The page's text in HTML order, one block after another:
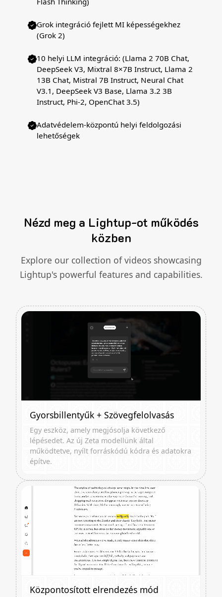
Grok integráció fejlett MI képességekhez
(Grok 2)
10 helyi LLM integráció: (Llama 2 70B Chat,
DeepSeek V3, Mixtral 8×7B Instruct, Llama 2
13B Chat, Mistral 7B Instruct, Neural Chat
V3.1, DeepSeek V3 Base, Llama 3.2 3B
Instruct, Phi-2, OpenChat 3.5)
Adatvédelem-központú helyi feldolgozási
lehetőségek
Nézd meg a Lightup-ot működés
közben
Explore our collection of videos showcasing
Lightup's powerful features and capabilities.
Gyorsbillentyűk + Szövegfelolvasás
Egy eszköz, amely megjósolja következő
lépésedet. Az új Zeta modellünk által
működtetve, nyílt forráskódú kódra és adatokra
építve.
Központosított elrendezés mód